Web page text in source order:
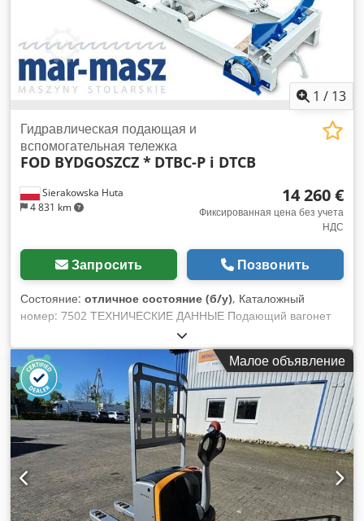
1 / 13
Sierakowska Huta
4 831 km
Гидравлическая подающая и
вспомогательная тележка
FOD BYDGOSZCZ * DTBC-P i DTCB
14 260 €
Фиксированная цена без учета
НДС
Запросить Позвонить
Состояние: отличное состояние (б/у), Каталожный
номер: 7502 ТЕХНИЧЕСКИЕ ДАННЫЕ Подающий вагонет
DTBC-P расстояние между колёсами вагонетки: 750 мм
диаметр подаваемого сырья: 100–800 мм Dcsdpfx
Aiszrnxvjzok общий боковой ход: 160 мм вращение бревна
влево и вправо: 360 градусов скорость движения вперёд и
назад: плавная регулировка мощность гидравлического
насоса: 5,5 кВт Вспомогательная вагонетка DTCB
расстояние между колёсами вагонетки: 750 мм диапазон
бокового смещения: 160 мм вращение бревна влево и
вправо: 360 градусов мощность двигателя бокового
смещения: 1,1 кВт размер подающей вагонетки (длина/
ширина/высота): 2850/1400/1500 мм размер
Малое объявление